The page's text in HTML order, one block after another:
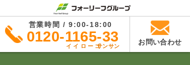
営業時間 / 9:00-18:00
0120-1165-33
イイローゴサンサン お問い合わせ